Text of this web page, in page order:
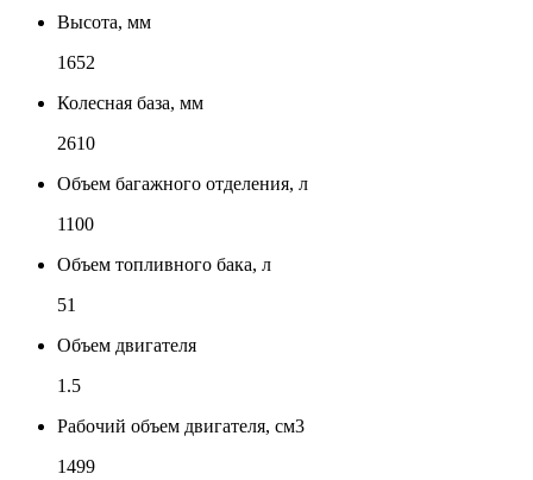
Высота, мм
1652
Колесная база, мм
2610
Объем багажного отделения, л
1100
Объем топливного бака, л
51
Объем двигателя
1.5
Рабочий объем двигателя, см3
1499